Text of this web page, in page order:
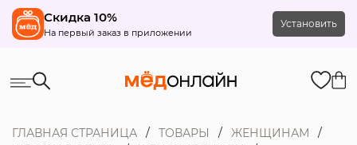
Скидка 10%
На первый заказ в приложении
Установить
ГЛАВНАЯ СТРАНИЦА ТОВАРЫ
ЖЕНЩИНАМ